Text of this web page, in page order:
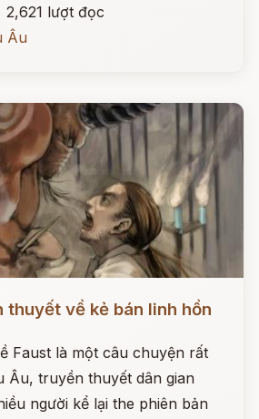
2,621 lượt đọc
Âu
thuyết về kẻ bán linh hồn
Faust là một câu chuyện rất
Âu, truyền thuyết dân gian
người kể lại the phiên bản